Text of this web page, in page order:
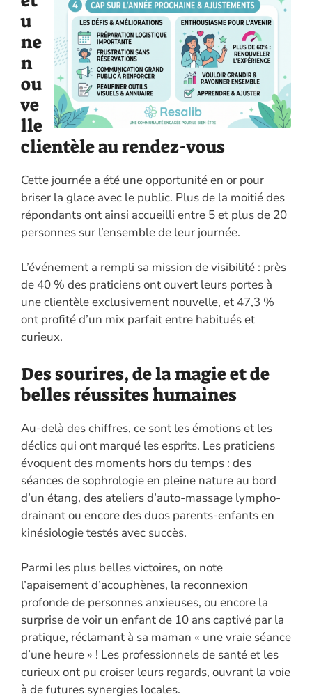
u
ne
n
ou
ve
lle
clientèle au rendez-vous
Cette journée a été une opportunité en or pour
briser la glace avec le public. Plus de la moitié des
répondants ont ainsi accueilli entre 5 et plus de 20
personnes sur l’ensemble de leur journée.
L’événement a rempli sa mission de visibilité : près
de 40 % des praticiens ont ouvert leurs portes à
une clientèle exclusivement nouvelle, et 47,3 %
ont profité d’un mix parfait entre habitués et
curieux.
Des sourires, de la magie et de
belles réussites humaines
Au-delà des chiffres, ce sont les émotions et les
déclics qui ont marqué les esprits. Les praticiens
évoquent des moments hors du temps : des
séances de sophrologie en pleine nature au bord
d’un étang, des ateliers d’auto-massage lympho-
drainant ou encore des duos parents-enfants en
kinésiologie testés avec succès.
Parmi les plus belles victoires, on note
l’apaisement d’acouphènes, la reconnexion
profonde de personnes anxieuses, ou encore la
surprise de voir un enfant de 10 ans captivé par la
pratique, réclamant à sa maman « une vraie séance
d’une heure » ! Les professionnels de santé et les
curieux ont pu croiser leurs regards, ouvrant la voie
à de futures synergies locales.